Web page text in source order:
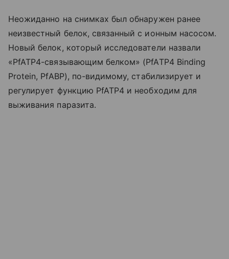
Неожиданно на снимках был обнаружен ранее
неизвестный белок, связанный с ионным насосом.
Новый белок, который исследователи назвали
«PfATP4-связывающим белком» (PfATP4 Binding
Protein, PfABP), по-видимому, стабилизирует и
регулирует функцию PfATP4 и необходим для
выживания паразита.